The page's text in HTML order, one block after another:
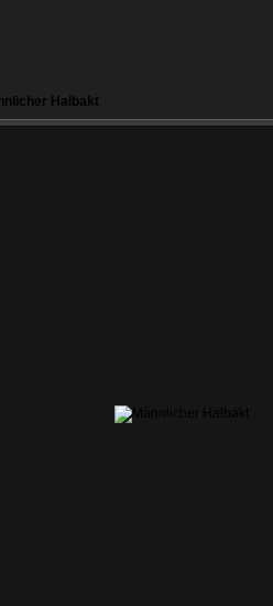
Halbakt